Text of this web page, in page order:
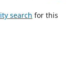
search for this